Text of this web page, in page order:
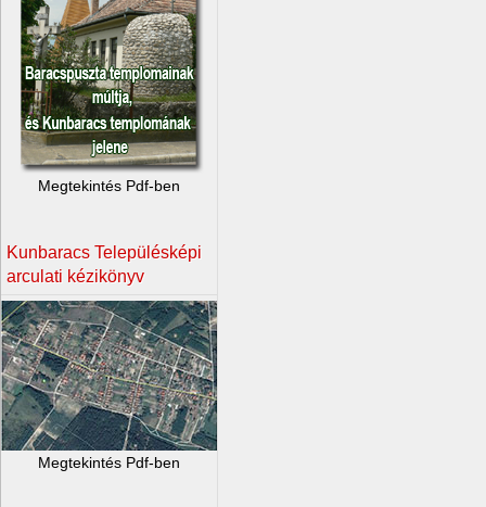
Megtekintés Pdf-ben
Kunbaracs Településképi
arculati kézikönyv
Megtekintés Pdf-ben